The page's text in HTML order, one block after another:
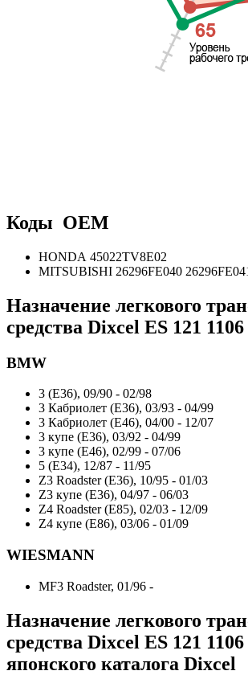
Коды OEM
HONDA 45022TV8E02
MITSUBISHI 26296FE040
Назначение легкового
средства Dixcel ES 121 1106
BMW
3 (E36), 09/90 - 02/98
3 Кабриолет (E36), 03/93 - 04/99
3 Кабриолет (E46), 04/00 - 12/07
3 купе (E36), 03/92 - 04/99
3 купе (E46), 02/99 - 07/06
5 (E34), 12/87 - 11/95
Z3 Roadster (E36), 10/95 - 01/03
Z3 купе (E36), 04/97 - 06/03
Z4 Roadster (E85), 02/03 - 12/09
Z4 купе (E86), 03/06 - 01/09
WIESMANN
MF3 Roadster, 01/96 -
Назначение легкового
средства Dixcel ES 121 1106
японского каталога Dixcel